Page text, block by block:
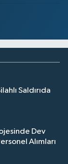
Saldırıda
Dev
Alımları